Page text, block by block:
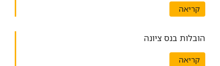
קריאה
הובלות בנס ציונה
קריאה